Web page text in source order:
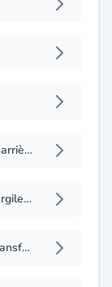
Entreprise artisanale d'exploitation de carrières (pierres, gypse, pierre à chaux)
Fabrication industrielle de produits en argile non réfractaire (briqueterie, tuilerie industrielle)
Fabrication industrielle, façonnage et transformation du verre creux mécanique et du verre technique